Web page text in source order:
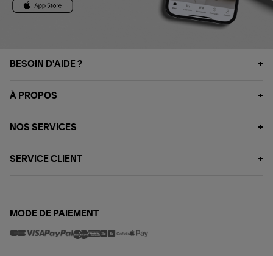
BESOIN D'AIDE ?
À PROPOS
NOS SERVICES
SERVICE CLIENT
MODE DE PAIEMENT